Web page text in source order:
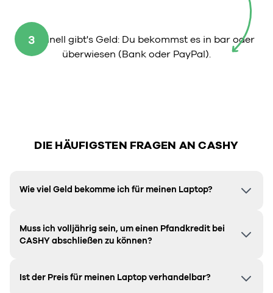
3
So schnell gibt's Geld: Du bekommst es in bar oder
überwiesen (Bank oder PayPal).
DIE HÄUFIGSTEN FRAGEN AN CASHY
Wie viel Geld bekomme ich für meinen Laptop?
Muss ich volljährig sein, um einen Pfandkredit bei
CASHY abschließen zu können?
Ist der Preis für meinen Laptop verhandelbar?